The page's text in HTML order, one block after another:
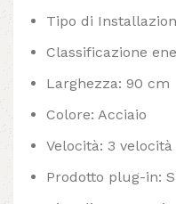
Tipo di
Classificazione
Larghezza: 90 cm
Colore: Acciaio
Velocità: 3 velocità
Prodotto plug-in: